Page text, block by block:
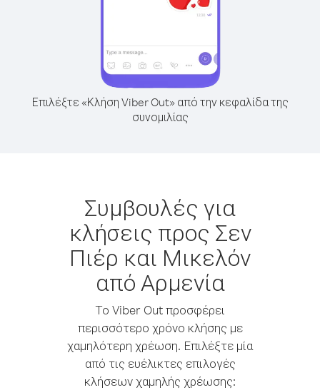
Επιλέξτε «Κλήση Viber Out» από την κεφαλίδα της
συνομιλίας
Συμβουλές για
κλήσεις προς Σεν
Πιέρ και Μικελόν
από Αρμενία
Το Viber Out προσφέρει
περισσότερο χρόνο κλήσης με
χαμηλότερη χρέωση. Επιλέξτε μία
από τις ευέλικτες επιλογές
κλήσεων χαμηλής χρέωσης: